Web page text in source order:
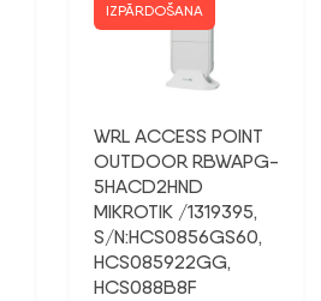
IZPĀRDOŠANA
WRL ACCESS POINT
OUTDOOR RBWAPG-
5HACD2HND
MIKROTIK /1319395,
S/N:HCS0856GS60,
HCS085922GG,
HCS088B8F